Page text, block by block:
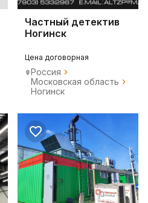
Частный детектив
Ногинск
Цена договорная
Россия
Московская область
Ногинск